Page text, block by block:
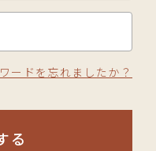
ードを忘れましたか？
る